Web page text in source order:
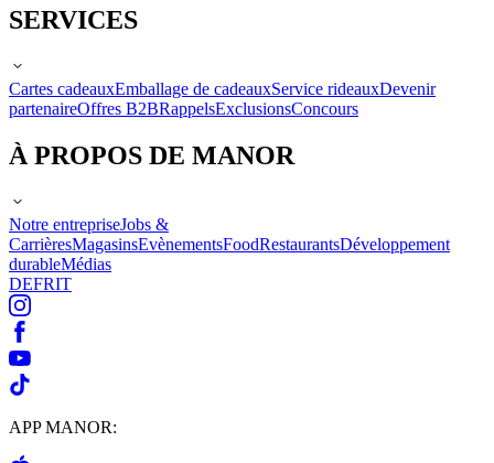
SERVICES
Cartes cadeauxEmballage de cadeauxService rideauxDevenir
partenaireOffres B2BRappelsExclusionsConcours
À PROPOS DE MANOR
Notre entrepriseJobs &
CarrièresMagasinsEvènementsFoodRestaurantsDéveloppement
durableMédias
DEFRIT
APP MANOR: